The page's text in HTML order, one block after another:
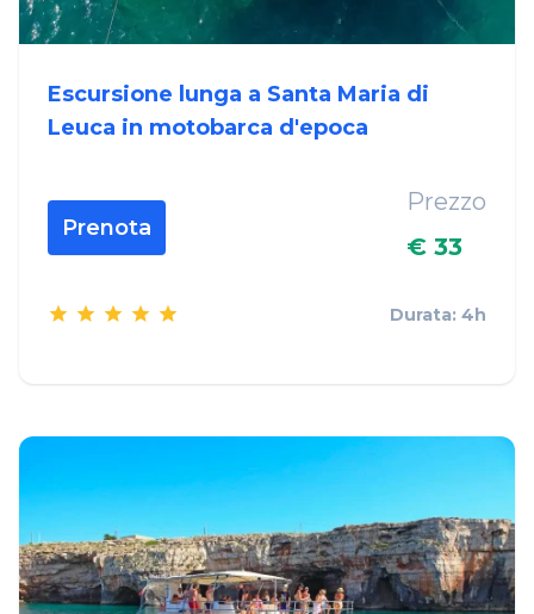
Escursione lunga a Santa Maria di
Leuca in motobarca d'epoca
Prenota
Prezzo
€ 33
Durata: 4h